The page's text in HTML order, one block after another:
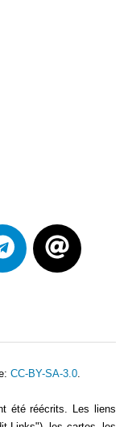
CC-BY-SA-3.0.
été réécrits. Les liens